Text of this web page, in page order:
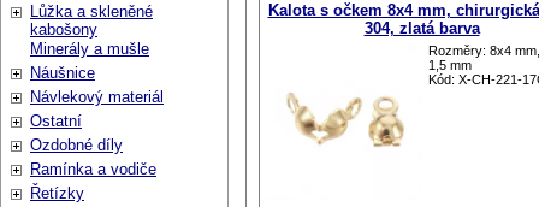
Kalota s očkem 8x4 mm,
304, zlatá barva
Rozměry: 8x4
1,5 mm
Kód: X-CH-221-
Lůžka a skleněné
kabošony
Minerály a mušle
Náušnice
Návlekový materiál
Ostatní
Ozdobné díly
Ramínka a vodiče
Řetízky